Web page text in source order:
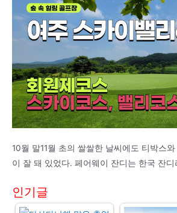
10월 말11월 초의 쌀쌀한 날씨에도 티박스
이 잘 돼 있었다. 페어웨이 잔디는 한국 잔
인기글